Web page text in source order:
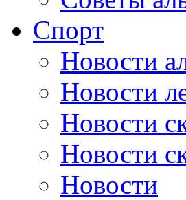
Спорт
Новости
Новости
Новости
Новости
Новости